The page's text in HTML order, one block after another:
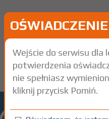
Doustnie
OŚWIADCZENIE
Wejście do serwisu dla
potwierdzenia
nie spełniasz
kliknij przycisk Pomiń.